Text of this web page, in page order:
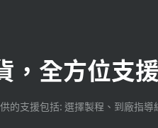
，全方位支
的支援包括: 選擇製程、到廠指導